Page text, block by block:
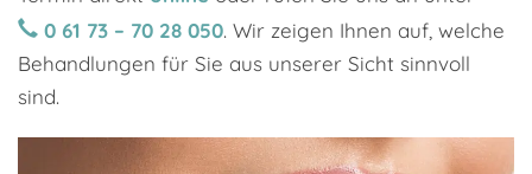
0 61 73 – 70 28 050. Wir zeigen Ihnen auf, welche
Behandlungen für Sie aus unserer Sicht sinnvoll
sind.